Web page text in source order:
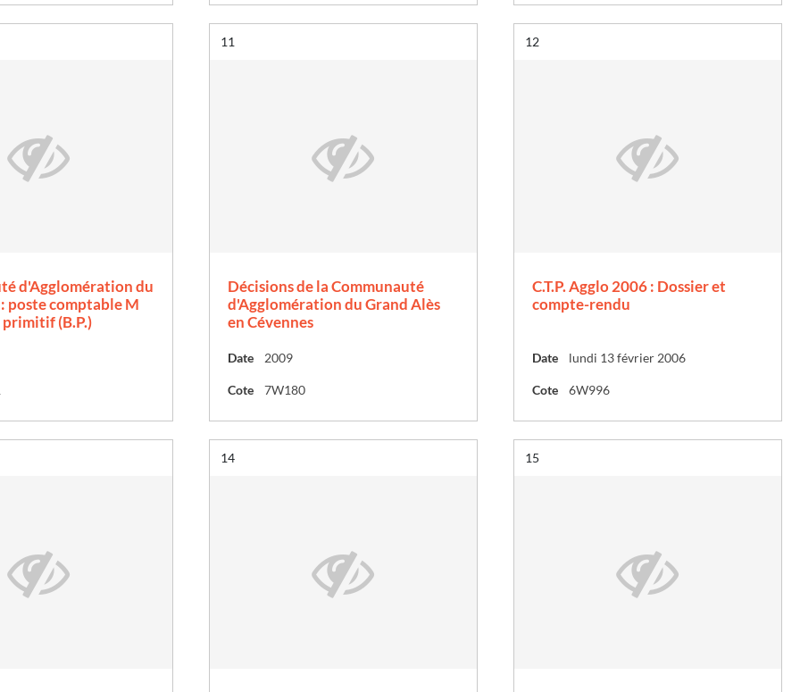
d'Agglomération du
poste comptable M
(B.P.)
Résultat n°
11
Décisions de la Communauté
d'Agglomération du Grand Alès
en Cévennes
Date 2009
Cote 7W180
Résultat n°
12
C.T.P. Agglo 2006 : Dossier et
compte-rendu
Date lundi 13 février 2006
Cote 6W996
Résultat n°
14 Résultat n°
15